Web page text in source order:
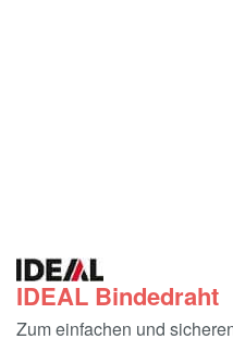
IDEAL Bindedraht
Zum einfachen und